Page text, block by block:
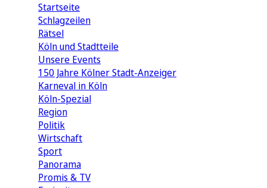
Startseite
Schlagzeilen
Rätsel
Köln und Stadtteile
Unsere Events
150 Jahre Kölner Stadt-Anzeiger
Karneval in Köln
Köln-Spezial
Region
Politik
Wirtschaft
Sport
Panorama
Promis & TV